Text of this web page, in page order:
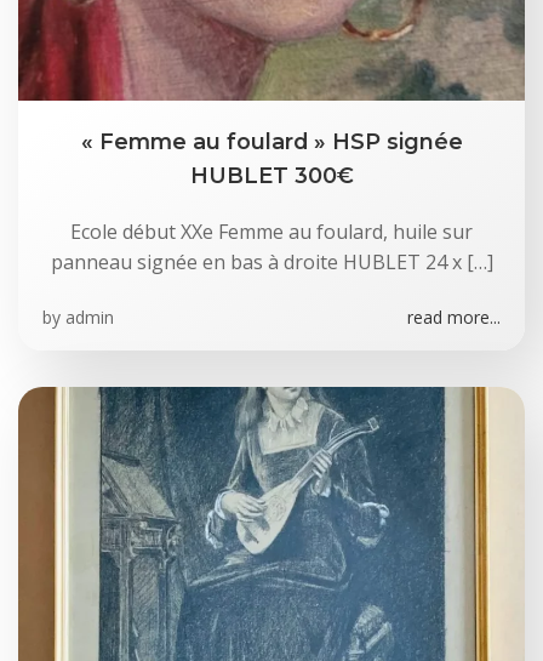
« Femme au foulard » HSP signée
HUBLET 300€
Ecole début XXe Femme au foulard, huile sur
panneau signée en bas à droite HUBLET 24 x […]
by admin read more...